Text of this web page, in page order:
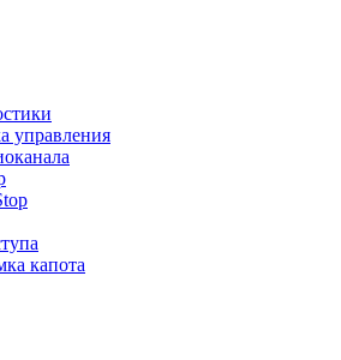
управления
капота